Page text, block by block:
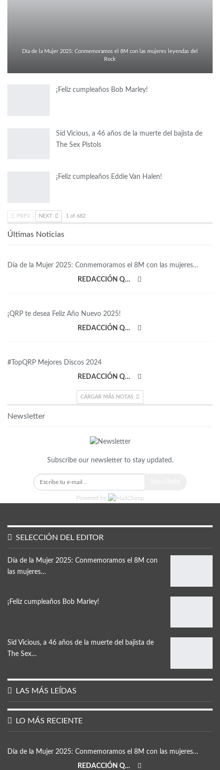
Día de la Mujer 2025: Conmemoramos el 8M con las mujeres leyendas del
Rock
¡Feliz cumpleaños Bob Marley!
Sid Vicious, a 46 años de la muerte del bajista de
The Sex Pistols
¡Feliz cumpleaños Eddie Van Halen!
PREV NEXT 1 of 682
Últimas Noticias
Día de la Mujer 2025: Conmemoramos el 8M con las mujeres…
REDACCIÓN QRP
¡QRP te desea Feliz Año Nuevo 2025!
REDACCIÓN QRP
#TopQRP Mejores Discos 2024
REDACCIÓN QRP
CARGAR MÁS NOTAS
Newsletter
Subscribe our newsletter to stay updated.
Powered by
SELECCIÓN DEL EDITOR
Día de la Mujer 2025: Conmemoramos el 8M con
las mujeres…
¡Feliz cumpleaños Bob Marley!
Sid Vicious, a 46 años de la muerte del bajista de
The Sex…
LAS MÁS LEÍDAS
LO MÁS RECIENTE
Día de la Mujer 2025: Conmemoramos el 8M con las mujeres…
REDACCIÓN QRP